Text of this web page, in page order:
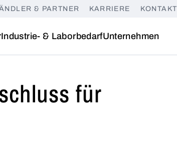
& PARTNER KARRIERE KONTAKT
Industrie- & LaborbedarfUnternehmen
für